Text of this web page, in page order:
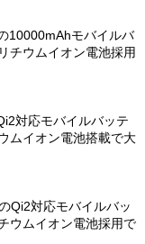
10000mAhモバイルバ
チウムイオン電池採用
対応モバイルバッテ
ムイオン電池搭載で大
Qi2対応モバイルバッ
ウムイオン電池採用で